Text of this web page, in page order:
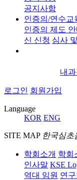
공지사항
인증의/연수교
인증의 제도 안
신 신청 심사
내
로그인 회원가입
Language
KOR ENG
SITE MAP 한국심초
학회소개 학회
인사말 KSE
역대 임원 연